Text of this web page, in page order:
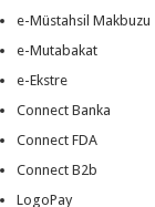
e-Müstahsil Makbuzu
e-Mutabakat
e-Ekstre
Connect Banka
Connect FDA
Connect B2b
LogoPay